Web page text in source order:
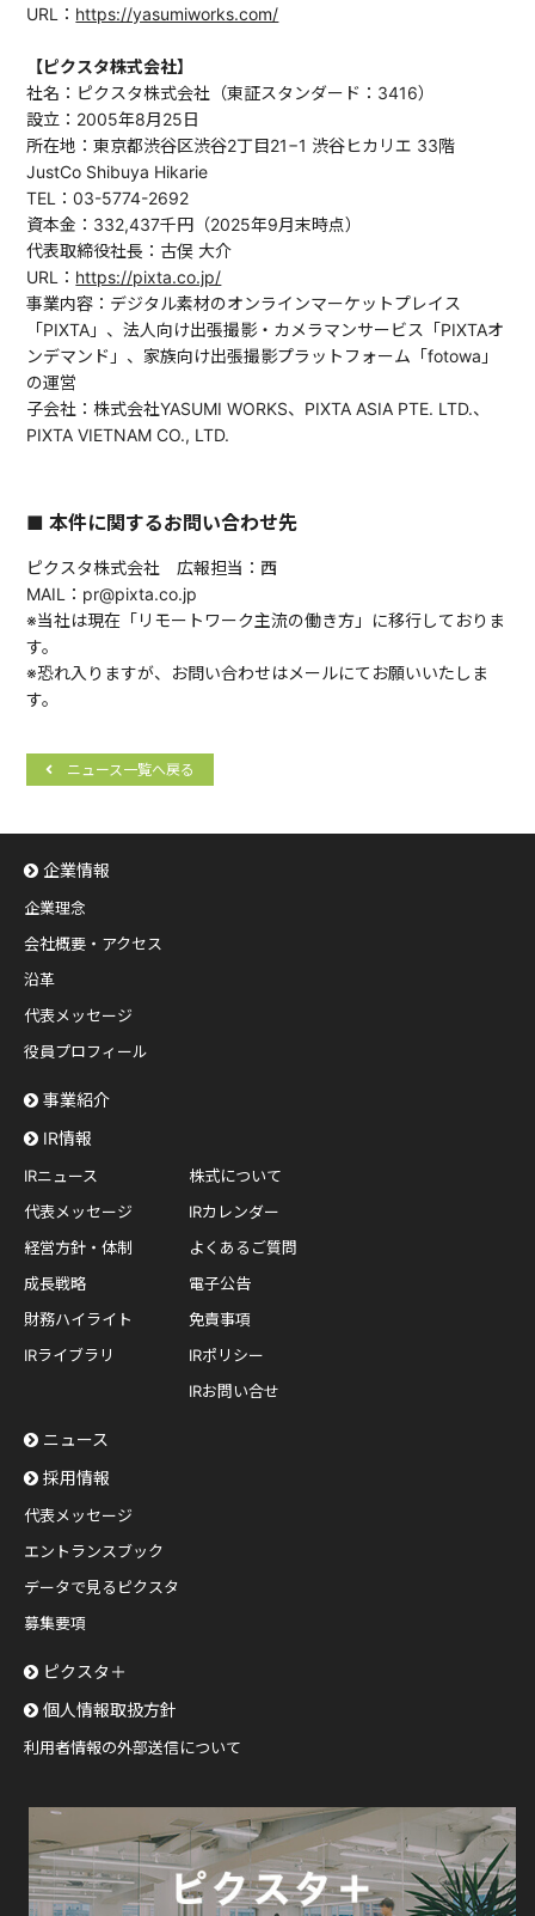
URL： https://yasumiworks.com/
【ピクスタ株式会社】
社名：ピクスタ株式会社（東証スタンダード：3416）
設立：2005年8月25日
所在地：東京都渋谷区渋谷2丁目21−1 渋谷ヒカリエ 33階
JustCo Shibuya Hikarie
TEL：03-5774-2692
資本金：332,437千円（2025年9月末時点）
代表取締役社長：古俣 大介
URL： https://pixta.co.jp/
事業内容：デジタル素材のオンラインマーケットプレイス
「PIXTA」、法人向け出張撮影・カメラマンサービス「PIXTAオ
ンデマンド」、家族向け出張撮影プラットフォーム「fotowa」
の運営
子会社：株式会社YASUMI WORKS、PIXTA ASIA PTE. LTD.、
PIXTA VIETNAM CO., LTD.
■ 本件に関するお問い合わせ先
ピクスタ株式会社 広報担当：西
MAIL：pr@pixta.co.jp
※当社は現在「リモートワーク主流の働き方」に移行しておりま
す。
※恐れ入りますが、お問い合わせはメールにてお願いいたしま
す。
ニュース一覧へ戻る
企業情報
企業理念
会社概要・アクセス
沿革
代表メッセージ
役員プロフィール
事業紹介
IR情報
IRニュース
代表メッセージ
経営方針・体制
成長戦略
財務ハイライト
IRライブラリ
株式について
IRカレンダー
よくあるご質問
電子公告
免責事項
IRポリシー
IRお問い合せ
ニュース
採用情報
代表メッセージ
エントランスブック
データで見るピクスタ
募集要項
ピクスタ＋
個人情報取扱方針
利用者情報の外部送信について